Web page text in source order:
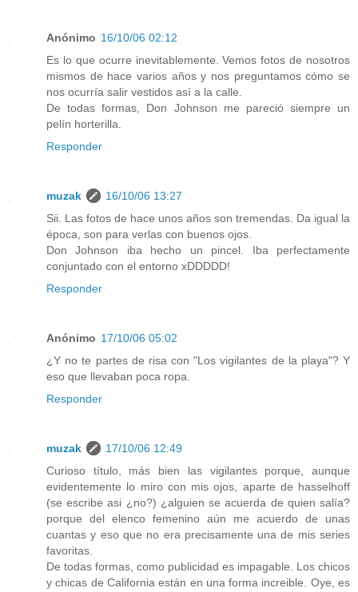
Anónimo 16/10/06 02:12
Es lo que ocurre inevitablemente. Vemos fotos de nosotros
mismos de hace varios años y nos preguntamos cómo se
nos ocurría salir vestidos así a la calle.
De todas formas, Don Johnson me pareció siempre un
pelín horterilla.
Responder
muzak
16/10/06 13:27
Sii. Las fotos de hace unos años son tremendas. Da igual la
época, son para verlas con buenos ojos.
Don Johnson iba hecho un pincel. Iba perfectamente
conjuntado con el entorno xDDDDD!
Responder
Anónimo 17/10/06 05:02
¿Y no te partes de risa con "Los vigilantes de la playa"? Y
eso que llevaban poca ropa.
Responder
muzak
17/10/06 12:49
Curioso título, más bien las vigilantes porque, aunque
evidentemente lo miro con mis ojos, aparte de hasselhoff
(se escribe asi ¿no?) ¿alguien se acuerda de quien salía?
porque del elenco femenino aún me acuerdo de unas
cuantas y eso que no era precisamente una de mis series
favoritas.
De todas formas, como publicidad es impagable. Los chicos
y chicas de California están en una forma increible. Oye, es